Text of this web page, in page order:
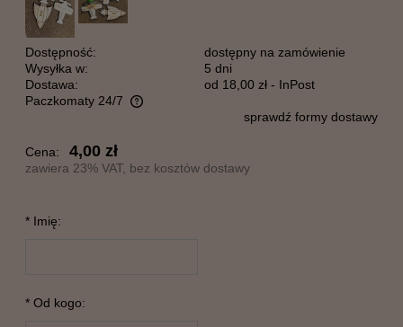
Dostępność:
dostępny na zamówienie
Wysyłka w:
5 dni
Dostawa:
od 18,00 zł - InPost
Paczkomaty 24/7
Cena nie zawiera ewentualnych kosztów płatnościsprawdź formy dostawy
Cena: 4,00 zł
zawiera 23% VAT, bez kosztów dostawy
* Imię:
* Od kogo: